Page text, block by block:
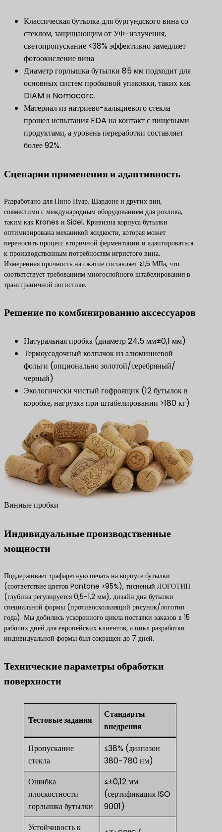
Классическая бутылка для бургундского вина со
стеклом, защищающим от УФ-излучения,
светопропускание ≤38% эффективно замедляет
фотоокисление вина
Диаметр горлышка бутылки 85 мм подходит для
основных систем пробковой упаковки, таких как
DIAM и Nomacorc.
Материал из натриево-кальциевого стекла
прошел испытания FDA на контакт с пищевыми
продуктами, а уровень переработки составляет
более 92%.
​Сценарии применения и адаптивность​
Разработано для Пино Нуар, Шардоне и других вин,
совместимо с международным оборудованием для розлива,
таким как Krones и Sidel. Кривизна корпуса бутылки
оптимизирована механикой жидкости, которая может
переносить процесс вторичной ферментации и адаптироваться
к производственным потребностям игристого вина.
Измеренная прочность на сжатие составляет ≥1,5 МПа, что
соответствует требованиям многослойного штабелирования в
трансграничной логистике.
​Решение по комбинированию аксессуаров​
Натуральная пробка (диаметр 24,5 мм±0,1 мм)
Термоусадочный колпачок из алюминиевой
фольги (опционально золотой/серебряный/
черный)
Экологически чистый гофроящик (12 бутылок в
коробке, нагрузка при штабелировании ≥180 кг)
Винные пробки
​Индивидуальные производственные
мощности​
Поддерживает трафаретную печать на корпусе бутылки
(соответствие цветов Pantone ≥95%), тисненый ЛОГОТИП
(глубина регулируется 0,5-1,2 мм), дизайн дна бутылки
специальной формы (противоскользящий рисунок/логотип
года). Мы добились ускоренного цикла поставки заказов в 15
рабочих дней для европейских клиентов, а цикл разработки
индивидуальной формы был сокращен до 7 дней.
​Технические параметры обработки
поверхности​
Тестовые задания
Стандарты
внедрения
Пропускание
стекла
≤38% (диапазон
380-780 нм)
Ошибка
плоскостности
горлышка бутылки
≤±0,12 мм
(сертификация ISO
9001)
Устойчивость к